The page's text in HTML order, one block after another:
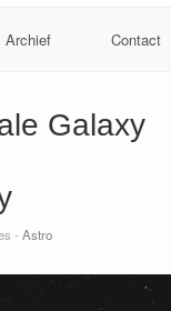
Archief Contact
Galaxy
- Astro